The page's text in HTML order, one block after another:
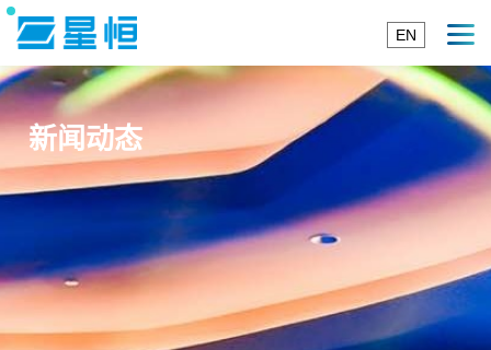
EN
新闻动态